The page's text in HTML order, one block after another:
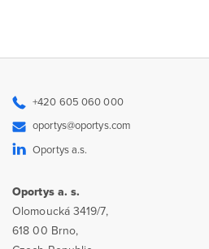
+420 605 060 000
oportys@oportys.com
Oportys a.s.
Oportys a. s.
Olomoucká 3419/7,
618 00 Brno,